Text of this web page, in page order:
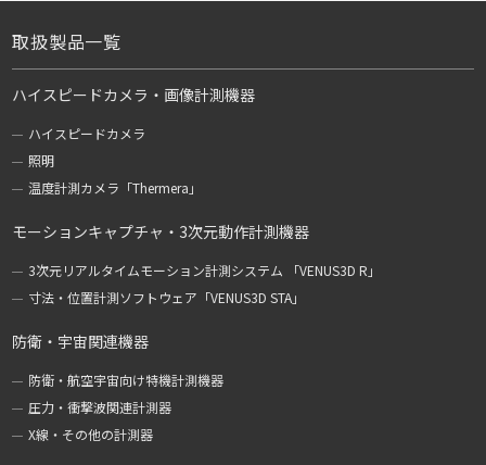
取扱製品一覧
ハイスピードカメラ・画像計測機器
ハイスピードカメラ
照明
温度計測カメラ「Thermera」
モーションキャプチャ・3次元動作計測機器
3次元リアルタイムモーション計測システム 「VENUS3D R」
寸法・位置計測ソフトウェア「VENUS3D STA」
防衛・宇宙関連機器
防衛・航空宇宙向け特機計測機器
圧力・衝撃波関連計測器
X線・その他の計測器